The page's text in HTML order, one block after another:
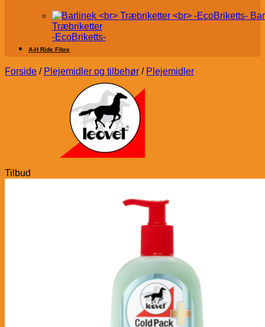
Træbriketter
-EcoBriketts-
A-H Ride Fibre
Forside / Plejemidler og tilbehør / Plejemidler
Tilbud